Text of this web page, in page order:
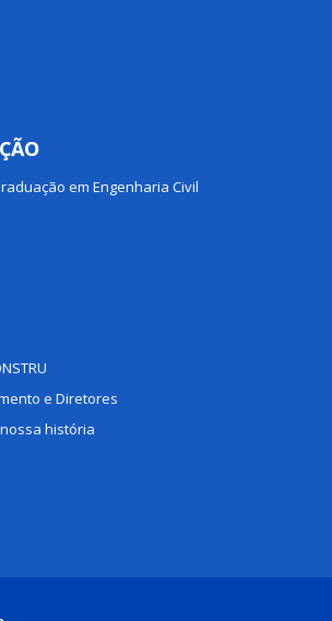
em Engenharia Civil
e Diretores
história